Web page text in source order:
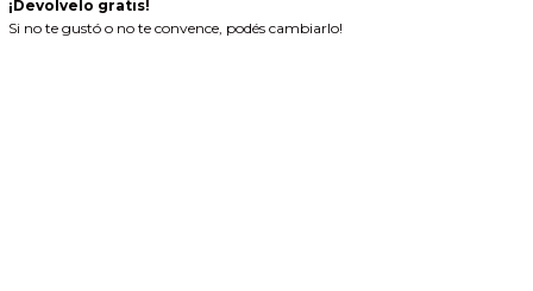
¡Devolvelo gratis!
Si no te gustó o no te convence, podés cambiarlo!